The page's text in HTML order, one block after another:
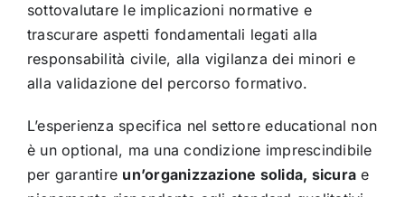
sottovalutare le implicazioni normative e
trascurare aspetti fondamentali legati alla
responsabilità civile, alla vigilanza dei minori e
alla validazione del percorso formativo.
L’esperienza specifica nel settore educational non
è un optional, ma una condizione imprescindibile
per garantire un’organizzazione solida, sicura e